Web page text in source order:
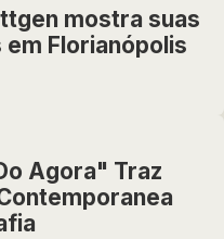
mostra suas
Florianópolis
Agora" Traz